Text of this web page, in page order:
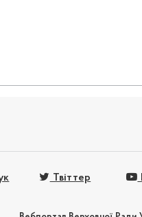
Твіттер